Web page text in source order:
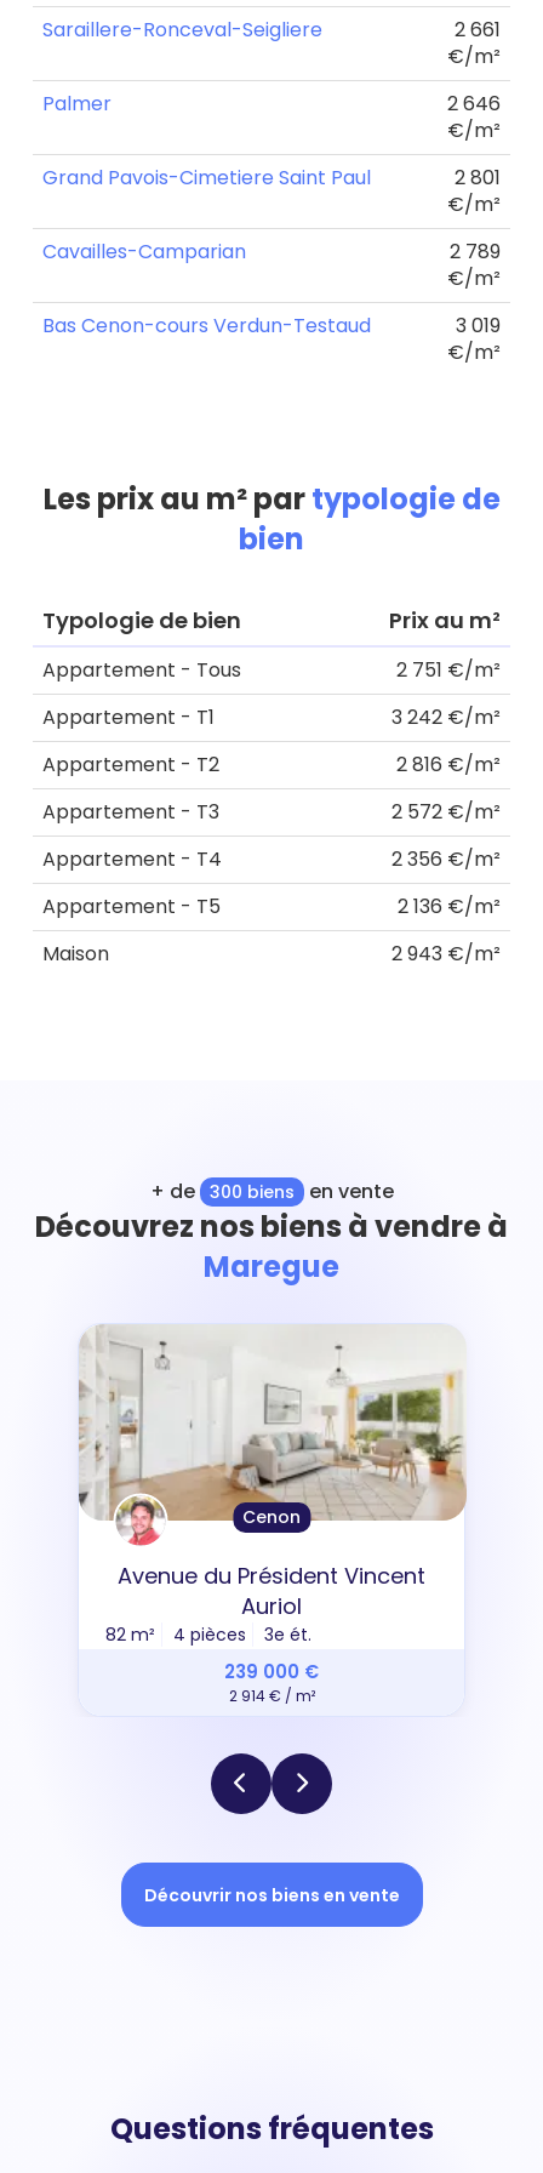
Saraillere-Ronceval-Seigliere
2 661
€/m²
Palmer
2 646
€/m²
Grand Pavois-Cimetiere Saint Paul
2 801
€/m²
Cavailles-Camparian
2 789
€/m²
Bas Cenon-cours Verdun-Testaud
3 019
€/m²
Les prix au m² partypologie de
bien
Typologie de bien Prix au m²
Appartement - Tous
2 751 €/m²
Appartement - T1
3 242 €/m²
Appartement - T2
2 816 €/m²
Appartement - T3
2 572 €/m²
Appartement - T4
2 356 €/m²
Appartement - T5
2 136 €/m²
Maison
2 943 €/m²
+ de 300 biens en vente
Découvrez nos biens à vendre à
Maregue
Cenon
Avenue du Président Vincent
Auriol
82 m² 4 pièces 3e ét.
239 000 €
2 914 € / m²
Découvrir nos biens en vente
Questions fréquentes